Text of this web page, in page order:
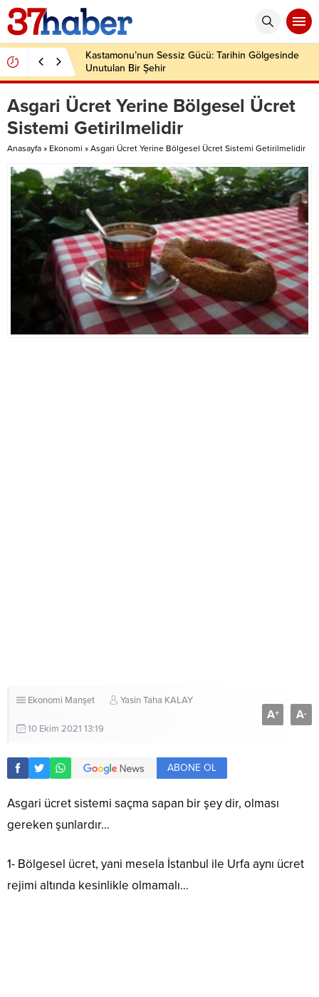
Kastamonu’nun Sessiz Gücü: Tarihin Gölgesinde
Unutulan Bir Şehir
Asgari Ücret Yerine Bölgesel Ücret
Sistemi Getirilmelidir
Anasayfa » Ekonomi » Asgari Ücret Yerine Bölgesel Ücret Sistemi Getirilmelidir
Ekonomi Manşet Yasin Taha KALAY
10 Ekim 2021 13:19
A+ A-
ABONE OL
Asgari ücret sistemi saçma sapan bir şey dir, olması
gereken şunlardır…
1- Bölgesel ücret, yani mesela İstanbul ile Urfa aynı ücret
rejimi altında kesinlikle olmamalı…